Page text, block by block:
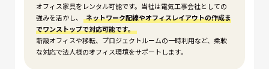
オフィス家具をレンタル可能です。当社は電気工事会社としての
強みを活かし、
ネットワーク配線やオフィスレイアウトの作成ま
でワンストップで対応可能です。
新設オフィスや移転、プロジェクトルームの一時利用など、柔軟
な対応で法人様のオフィス環境をサポートします。